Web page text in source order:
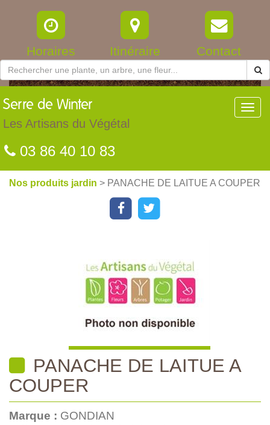
Horaires Itinéraire Contact
Serre de Winter
Les Artisans du Végétal
03 86 40 10 83
Nos produits jardin > PANACHE DE LAITUE A COUPER
PANACHE DE LAITUE A
COUPER
Marque : GONDIAN